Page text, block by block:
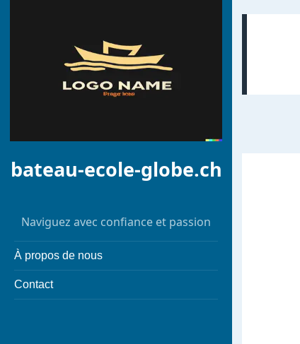
bateau-ecole-globe.ch
Naviguez avec confiance et passion
À propos de nous
Contact